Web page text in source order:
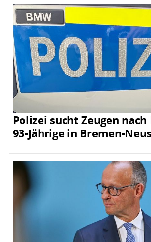
Polizei sucht Zeugen nach
93-Jährige in Bremen-